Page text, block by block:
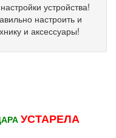
устройства!
настроить и
и аксессуары!
УСТАРЕЛА